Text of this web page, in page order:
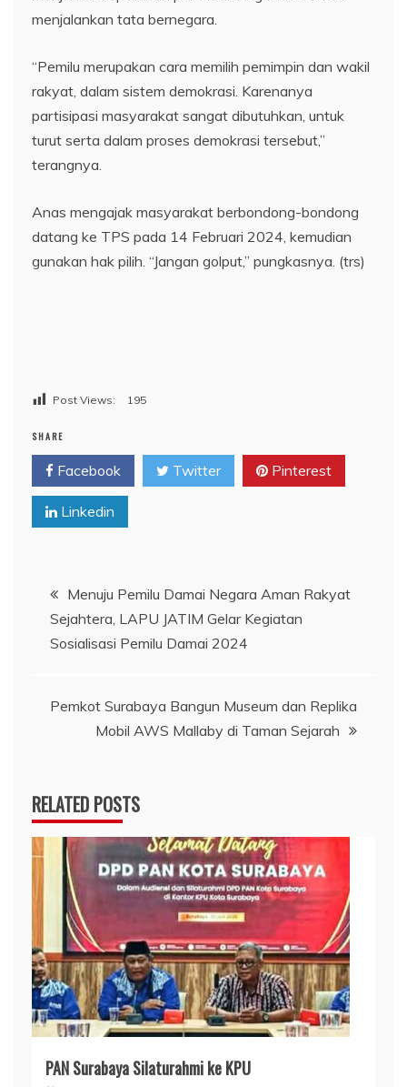
menjalankan tata bernegara.
“Pemilu merupakan cara memilih pemimpin dan wakil
rakyat, dalam sistem demokrasi. Karenanya
partisipasi masyarakat sangat dibutuhkan, untuk
turut serta dalam proses demokrasi tersebut,”
terangnya.
Anas mengajak masyarakat berbondong-bondong
datang ke TPS pada 14 Februari 2024, kemudian
gunakan hak pilih. “Jangan golput,” pungkasnya. (trs)
Post Views: 195
SHARE
Facebook Twitter Pinterest
Linkedin
Navigasi
pos
Menuju Pemilu Damai Negara Aman Rakyat
Sejahtera, LAPU JATIM Gelar Kegiatan
Sosialisasi Pemilu Damai 2024
Pemkot Surabaya Bangun Museum dan Replika
Mobil AWS Mallaby di Taman Sejarah
RELATED POSTS
PAN Surabaya Silaturahmi ke KPU